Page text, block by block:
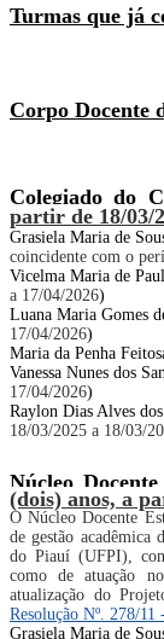
Turmas que já
Corpo Docente
Colegiado do
partir de 18/03/
Grasiela Maria de
coincidente com o
Vicelma Maria de
a 17/04/2026)
Luana Maria Gomes
17/04/2026)
Maria da Penha
Vanessa Nunes dos
17/04/2026)
Raylon Dias Alves
18/03/2025 a 18/03/
Núcleo
(dois) anos, a
O Núcleo Docente
de gestão acadêmica
do Piauí (UFPI),
como de atuação
atualização do
Resolução Nº. 278/
Grasiela Maria de